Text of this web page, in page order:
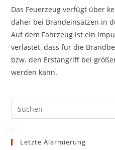
Das Feuerzeug verfügt über
daher bei Brandeinsätzen in
Auf dem Fahrzeug ist ein
verlastet, dass für die
bzw. den Erstangriff bei
werden kann.
Letzte Alarmierung